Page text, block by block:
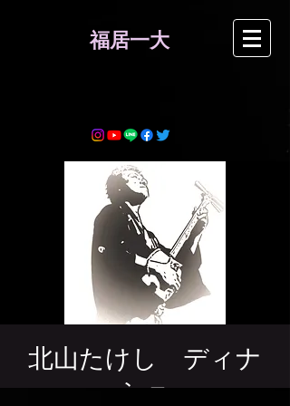
​福居一大
北山たけし ディナ
ーショー